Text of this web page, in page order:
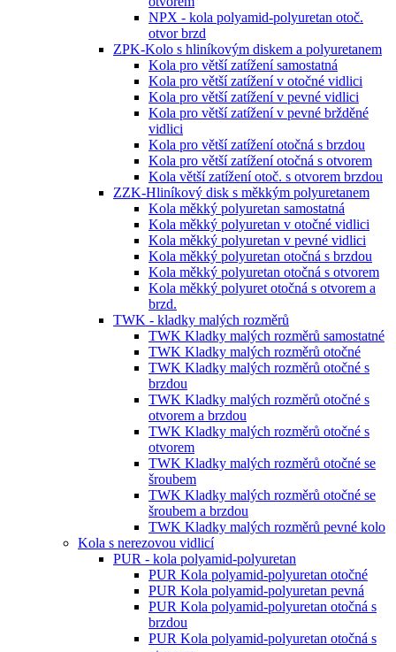
NPX - kola polyamid-polyuretan otoč.
otvor brzd
ZPK-Kolo s hliníkovým diskem a polyuretanem
Kola pro větší zatížení samostatná
Kola pro větší zatížení v otočné vidlici
Kola pro větší zatížení v pevné vidlici
Kola pro větší zatížení v pevné bržděné
vidlici
Kola pro větší zatížení otočná s brzdou
Kola pro větší zatížení otočná s otvorem
Kola větší zatížení otoč. s otvorem brzdou
ZZK-Hliníkový disk s měkkým polyuretanem
Kola měkký polyuretan samostatná
Kola měkký polyuretan v otočné vidlici
Kola měkký polyuretan v pevné vidlici
Kola měkký polyuretan otočná s brzdou
Kola měkký polyuretan otočná s otvorem
Kola měkký polyuret otočná s otvorem a
brzd.
TWK - kladky malých rozměrů
TWK Kladky malých rozměrů samostatné
TWK Kladky malých rozměrů otočné
TWK Kladky malých rozměrů otočné s
brzdou
TWK Kladky malých rozměrů otočné s
otvorem a brzdou
TWK Kladky malých rozměrů otočné s
otvorem
TWK Kladky malých rozměrů otočné se
šroubem
TWK Kladky malých rozměrů otočné se
šroubem a brzdou
TWK Kladky malých rozměrů pevné kolo
Kola s nerezovou vidlicí
PUR - kola polyamid-polyuretan
PUR Kola polyamid-polyuretan otočné
PUR Kola polyamid-polyuretan pevná
PUR Kola polyamid-polyuretan otočná s
brzdou
PUR Kola polyamid-polyuretan otočná s